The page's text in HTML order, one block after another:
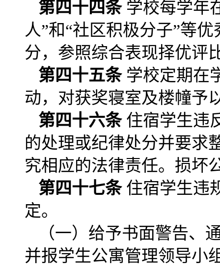
第四十四条 学校每学年
人”和“社区积极分子”等
分，参照综合表现择优评
第四十五条 学校定期在
动，对获奖寝室及楼幢予
第四十六条 住宿学生违
的处理或纪律处分并要求
究相应的法律责任。损坏
第四十七条 住宿学生违
定。
（一）给予书面警告、
并报学生公寓管理领导小